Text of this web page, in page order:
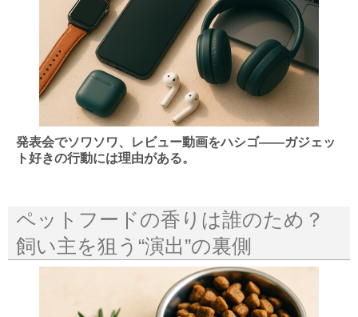
発表会でソワソワ、レビュー動画をハシゴ——ガジェッ
ト好きの行動には理由がある。
ペットフードの香りは誰のため？
飼い主を狙う“演出”の裏側